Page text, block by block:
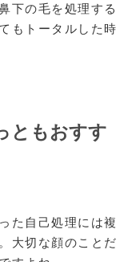
下の毛を処理する
もトータルした時
ともおすす
た自己処理には複
大切な顔のことだ